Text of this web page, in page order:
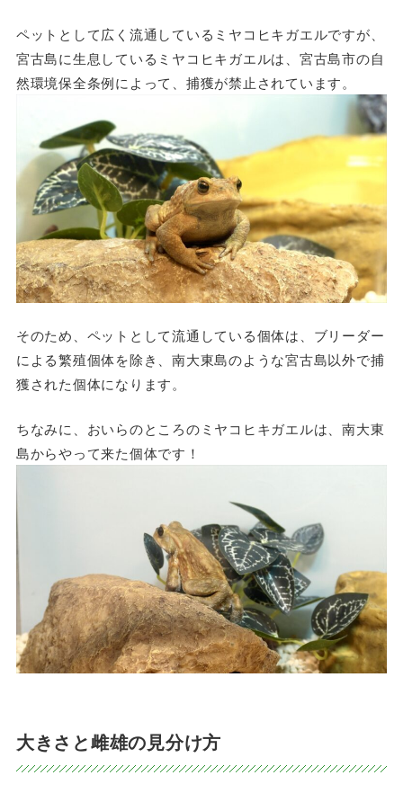
ペットとして広く流通しているミヤコヒキガエルですが、
宮古島に生息しているミヤコヒキガエルは、宮古島市の自
然環境保全条例によって、捕獲が禁止されています。
そのため、ペットとして流通している個体は、ブリーダー
による繁殖個体を除き、南大東島のような宮古島以外で捕
獲された個体になります。
ちなみに、おいらのところのミヤコヒキガエルは、南大東
島からやって来た個体です！
大きさと雌雄の見分け方